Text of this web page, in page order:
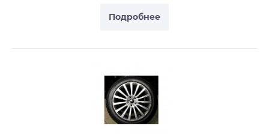
Подробнее